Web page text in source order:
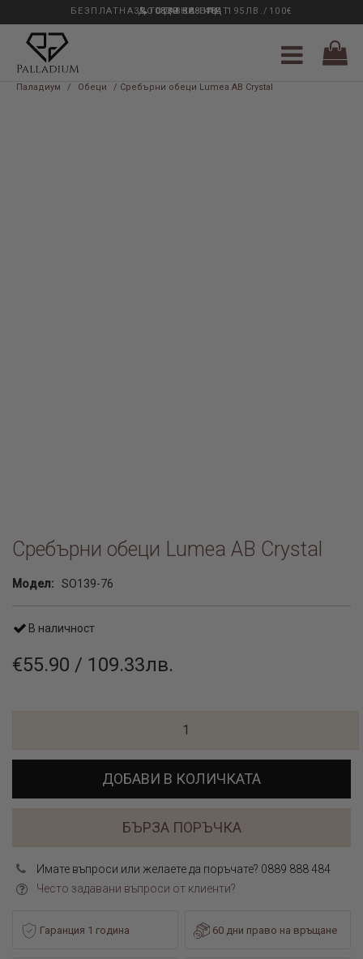
33 ГОДИНИ ОПИТ
БЕЗПЛАТНА ДОСТАВКА НАД 195ЛВ./100€
0889 888 484
Паладиум / Обеци / Сребърни обеци Lumea AB Crystal
Сребърни обеци Lumea AB Crystal
Модел: SO139-76
В наличност
€55.90 / 109.33лв.
ДОБАВИ В КОЛИЧКАТА
БЪРЗА ПОРЪЧКА
Имате въпроси или желаете да поръчате? 0889 888 484
Често задавани въпроси от клиенти?
Гаранция 1 година 60 дни право на връщане